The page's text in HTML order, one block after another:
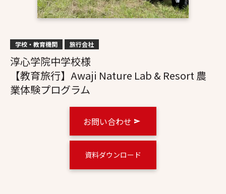
学校・教育機関 旅行会社
淳心学院中学校様
【教育旅行】Awaji Nature Lab & Resort 農
業体験プログラム
お問い合わせ
資料ダウンロード